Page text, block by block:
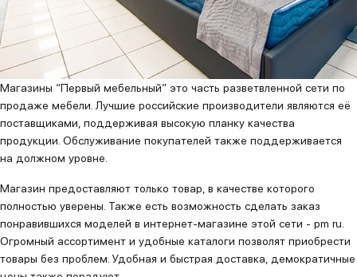
Магазины “Первый мебельный” это часть разветвленной сети по
продаже мебели. Лучшие российские производители являются её
поставщиками, поддерживая высокую планку качества
продукции. Обслуживание покупателей также поддерживается
на должном уровне.
Магазин предоставляют только товар, в качестве которого
полностью уверены. Также есть возможность сделать заказ
понравившихся моделей в интернет-магазине этой сети - pm ru.
Огромный ассортимент и удобные каталоги позволят приобрести
товары без проблем. Удобная и быстрая доставка, демократичные